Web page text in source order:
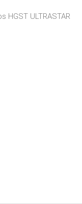
HGST ULTRASTAR